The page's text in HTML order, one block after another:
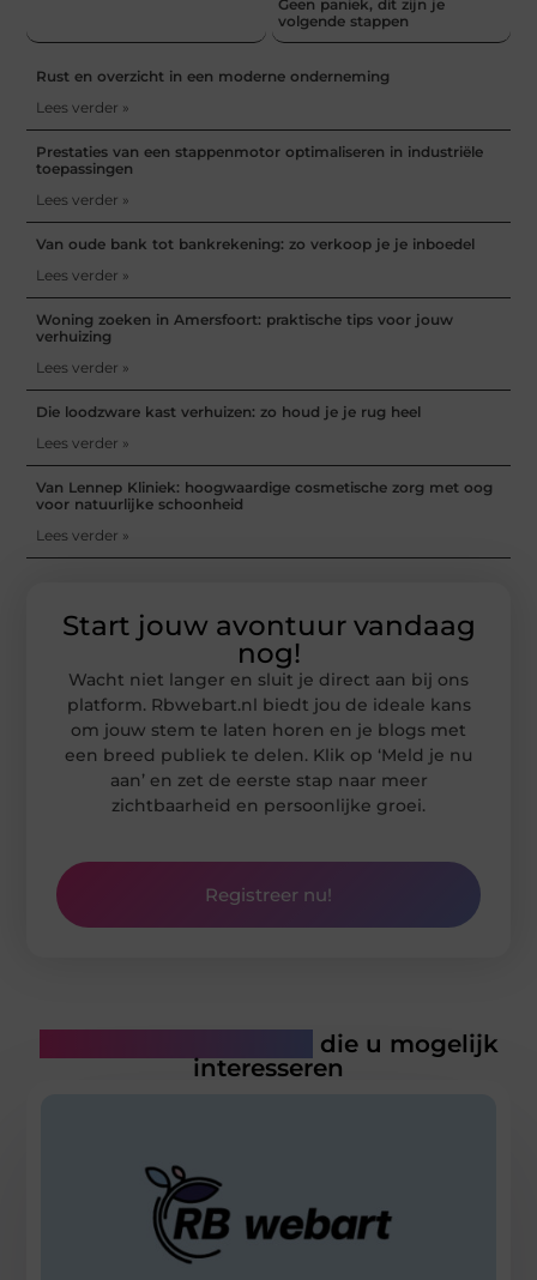
Geen paniek, dit zijn je
volgende stappen
Rust en overzicht in een moderne onderneming
Lees verder »
Prestaties van een stappenmotor optimaliseren in industriële
toepassingen
Lees verder »
Van oude bank tot bankrekening: zo verkoop je je inboedel
Lees verder »
Woning zoeken in Amersfoort: praktische tips voor jouw
verhuizing
Lees verder »
Die loodzware kast verhuizen: zo houd je je rug heel
Lees verder »
Van Lennep Kliniek: hoogwaardige cosmetische zorg met oog
voor natuurlijke schoonheid
Lees verder »
Start jouw avontuur vandaag
nog!
Wacht niet langer en sluit je direct aan bij ons
platform. Rbwebart.nl biedt jou de ideale kans
om jouw stem te laten horen en je blogs met
een breed publiek te delen. Klik op ‘Meld je nu
aan’ en zet de eerste stap naar meer
zichtbaarheid en persoonlijke groei.
Registreer nu!
die u mogelijk
interesseren